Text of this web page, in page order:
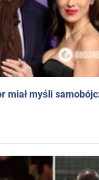
miał myśli